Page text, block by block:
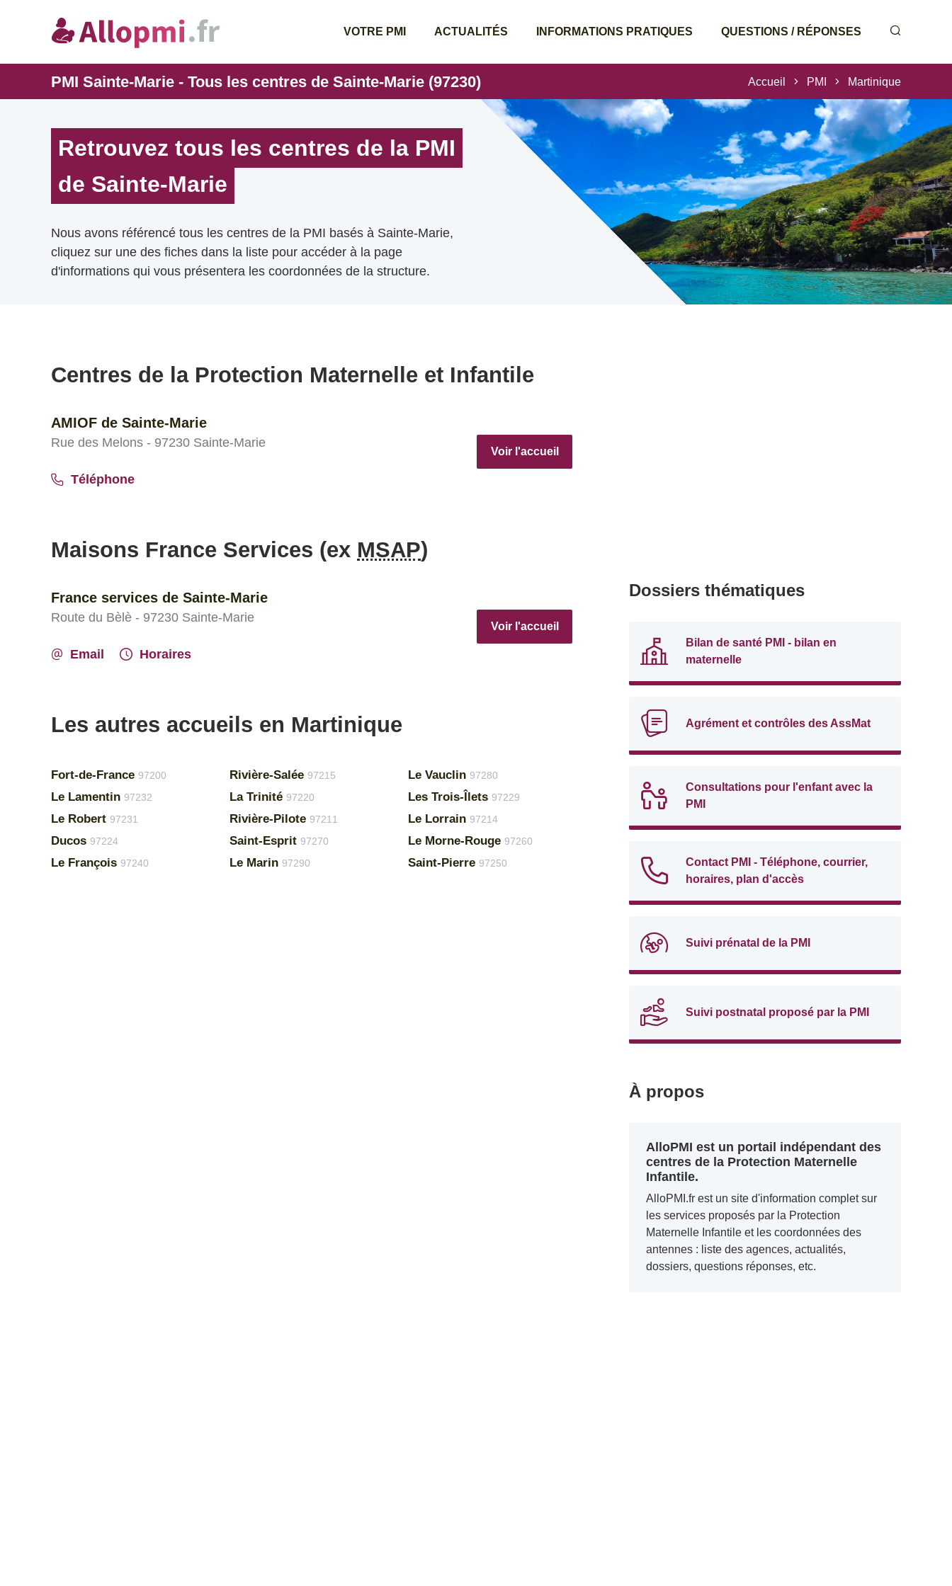
VOTRE PMI ACTUALITÉS INFORMATIONS PRATIQUES QUESTIONS / RÉPONSES
PMI Sainte-Marie - Tous les centres de Sainte-Marie (97230) Accueil PMI Martinique
Retrouvez tous les centres de la PMI
de Sainte-Marie
Nous avons référencé tous les centres de la PMI basés à Sainte-Marie,
cliquez sur une des fiches dans la liste pour accéder à la page
d'informations qui vous présentera les coordonnées de la structure.
Centres de la Protection Maternelle et Infantile
AMIOF de Sainte-Marie
Rue des Melons - 97230 Sainte-Marie
Téléphone
Voir l'accueil
Maisons France Services (ex MSAP)
France services de Sainte-Marie
Route du Bèlè - 97230 Sainte-Marie
Email Horaires
Voir l'accueil
Les autres accueils en Martinique
Fort-de-France 97200
Le Lamentin 97232
Le Robert 97231
Ducos 97224
Le François 97240
Rivière-Salée 97215
La Trinité 97220
Rivière-Pilote 97211
Saint-Esprit 97270
Le Marin 97290
Le Vauclin 97280
Les Trois-Îlets 97229
Le Lorrain 97214
Le Morne-Rouge 97260
Saint-Pierre 97250
Dossiers thématiques
Bilan de santé PMI - bilan en
maternelle
Agrément et contrôles des AssMat
Consultations pour l'enfant avec la
PMI
Contact PMI - Téléphone, courrier,
horaires, plan d'accès
Suivi prénatal de la PMI
Suivi postnatal proposé par la PMI
À propos
AlloPMI est un portail indépendant des
centres de la Protection Maternelle
Infantile.
AlloPMI.fr est un site d'information complet sur
les services proposés par la Protection
Maternelle Infantile et les coordonnées des
antennes : liste des agences, actualités,
dossiers, questions réponses, etc.